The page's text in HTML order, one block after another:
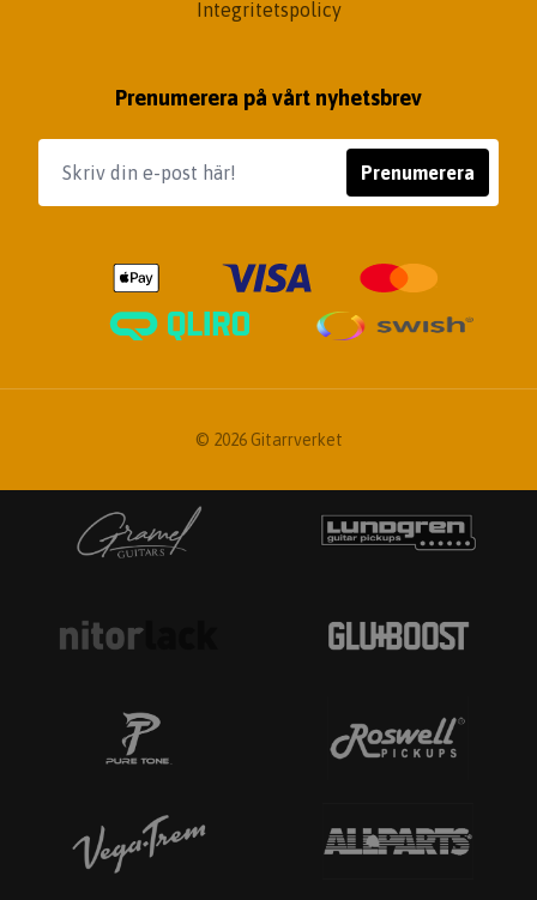
Integritetspolicy
Prenumerera på vårt nyhetsbrev
Prenumerera
© 2026 Gitarrverket